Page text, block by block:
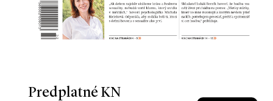
Predplatné KN